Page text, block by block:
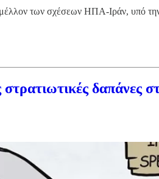
των σχέσεων ΗΠΑ-Ιράν, υπό
στρατιωτικές δαπάνες